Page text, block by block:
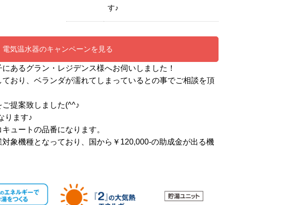
す♪
電気温水器のキャンペーンを見る
あるグラン・レジデンス様へお伺いしました！
おり、ベランダが濡れてしまっているとの事でご相談を頂
提案致しました(^^♪
ります♪
ュートの品番になります。
象機種となっており、国から￥120,000-の助成金が出る機